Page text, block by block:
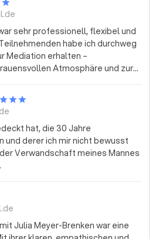
sehr professionell, flexibel und
habe ich durchweg
Mediation erhalten –
Atmosphäre und zur
hat, die 30 Jahre
und derer ich mir nicht bewusst
meines Mannes
Julia Meyer-Brenken war eine